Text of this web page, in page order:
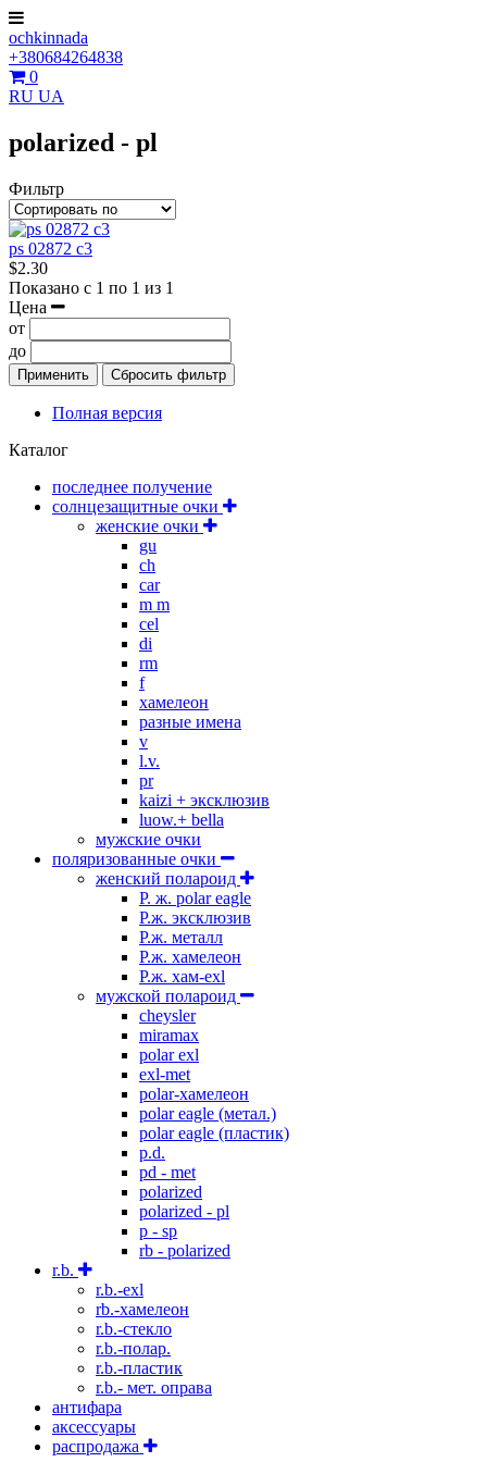
ochkinnada
+380684264838
0
RU UA
polarized - pl
Фильтр
ps 02872 c3
$2.30
Показано с 1 по 1 из 1
Цена
от
до
Применить Сбросить фильтр
Полная версия
Каталог
последнее получение
солнцезащитные очки
женские очки
gu
ch
car
m m
cel
di
rm
f
хамелеон
разные имена
v
l.v.
pr
kaizi + эксклюзив
luow.+ bella
мужские очки
поляризованные очки
женский полароид
P. ж. polar eagle
P.ж. эксклюзив
Р.ж. металл
P.ж. хамелеон
Р.ж. хам-exl
мужской полароид
cheysler
miramax
polar exl
exl-met
polar-хамелеон
polar eagle (метал.)
polar eagle (пластик)
p.d.
pd - met
polarized
polarized - pl
p - sp
rb - polarized
r.b.
r.b.-exl
rb.-хамелеон
r.b.-стекло
r.b.-полар.
r.b.-пластик
r.b.- мет. оправа
антифара
аксессуары
распродажа